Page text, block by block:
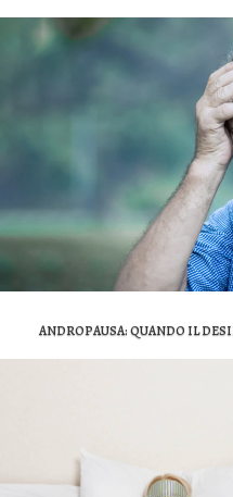
ANDROPAUSA: QUANDO IL